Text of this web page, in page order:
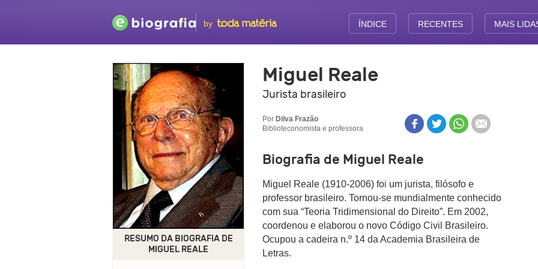
by ÍNDICE RECENTES MAIS
Miguel Reale
Jurista brasileiro
Por Dilva Frazão
Biblioteconomista e professora
Biografia de Miguel Reale
Miguel Reale (1910-2006) foi um jurista, filósofo e
professor brasileiro. Tornou-se mundialmente conhecido
com sua “Teoria Tridimensional do Direito”. Em 2002,
coordenou e elaborou o novo Código Civil Brasileiro.
Ocupou a cadeira n.º 14 da Academia Brasileira de
Letras.
RESUMO DA BIOGRAFIA DE
MIGUEL REALE